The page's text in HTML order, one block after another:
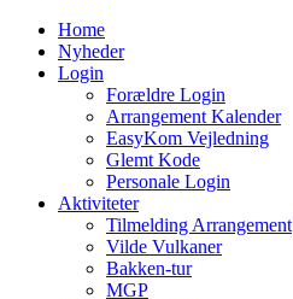
Home
Nyheder
Login
Forældre Login
Arrangement Kalender
EasyKom Vejledning
Glemt Kode
Personale Login
Aktiviteter
Tilmelding Arrangement
Vilde Vulkaner
Bakken-tur
MGP